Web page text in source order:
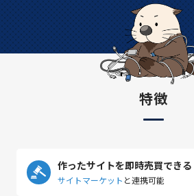
特徴
作ったサイトを即時売買できる
サイトマーケット と連携可能